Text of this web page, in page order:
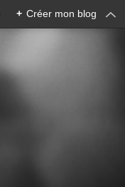
+ Créer mon blog